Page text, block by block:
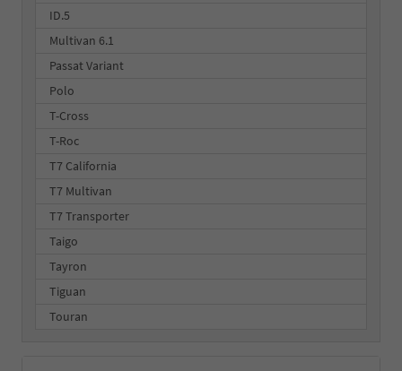
ID.5
Multivan 6.1
Passat Variant
Polo
T-Cross
T-Roc
T7 California
T7 Multivan
T7 Transporter
Taigo
Tayron
Tiguan
Touran